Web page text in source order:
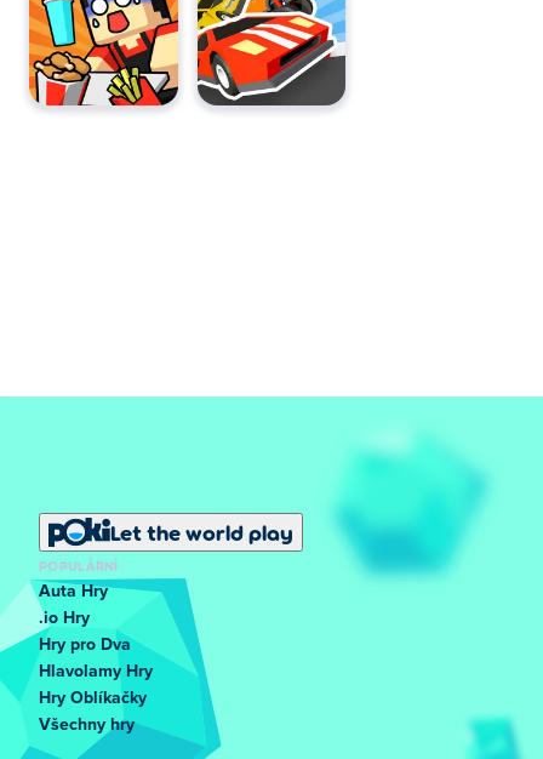
Let the world play
POPULÁRNÍ
Auta Hry
.io Hry
Hry pro Dva
Hlavolamy Hry
Hry Oblíkačky
Všechny hry